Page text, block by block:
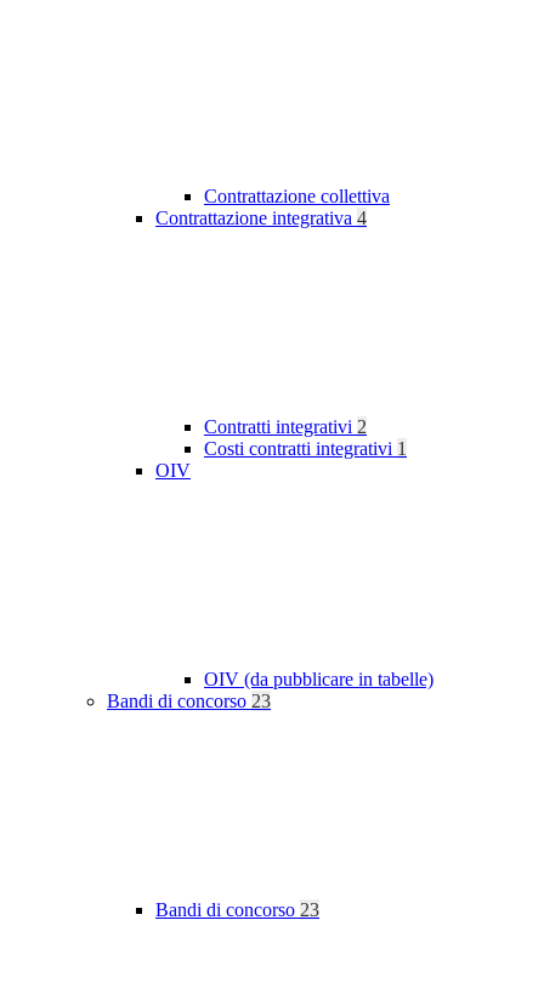
Contrattazione collettiva
Contrattazione integrativa 4
Contratti integrativi 2
Costi contratti integrativi 1
OIV
OIV (da pubblicare in tabelle)
Bandi di concorso 23
Bandi di concorso 23